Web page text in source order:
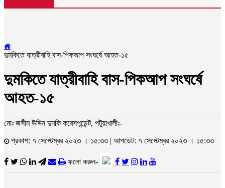
দুমকিতে যাত্রীবাহি বাস-পিকআপ সংঘর্ষে আহত-১৫
দুমকিতে যাত্রীবাহি বাস-পিকআপ সংঘর্ষে
আহত-১৫
মোঃ জসীম উদ্দিন দুমকি করেসপন্ডেন্ট, পটুয়াখালীঃ-
প্রকাশ: ৭ সেপ্টেম্বর ২০২৩ । ১৫:৩৩ | আপডেট: ৭ সেপ্টেম্বর ২০২৩ । ১৫:৩৩
ফলো করুন-